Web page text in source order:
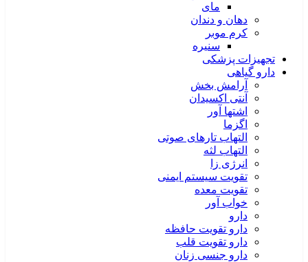
مای
دهان و دندان
کرم موبر
سنیره
تجهیزات پزشکی
دارو گیاهی
آرامش بخش
آنتی اکسیدان
اشتها آور
اگزما
التهاب تارهای صوتی
التهاب لثه
انرژی زا
تقویت سیستم ایمنی
تقویت معده
خواب آور
دارو
دارو تقویت حافظه
دارو تقویت قلب
دارو جنسی زنان